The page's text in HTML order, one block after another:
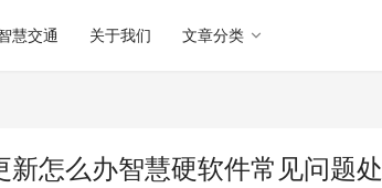
慧交通 关于我们 文章分类
怎么办智慧硬软件常见问题处